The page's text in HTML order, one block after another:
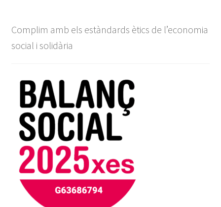
Complim amb els estàndards ètics de l’economia
social i solidària